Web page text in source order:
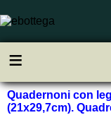
≡
Quadernoni con
(21x29,7cm).